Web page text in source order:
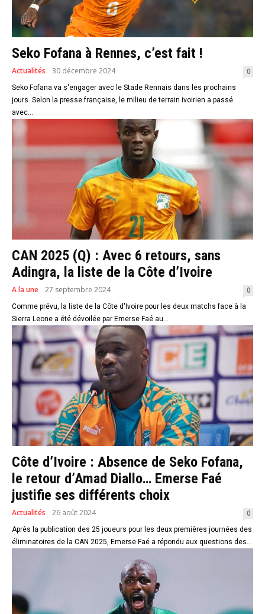
Seko Fofana à Rennes, c’est fait !
Actualités 30 décembre 2024 0
Seko Fofana va s'engager avec le Stade Rennais dans les prochains
jours. Selon la presse française, le milieu de terrain ivoirien a passé
avec...
CAN 2025 (Q) : Avec 6 retours, sans
Adingra, la liste de la Côte d’Ivoire
A la une 27 septembre 2024 0
Comme prévu, la liste de la Côte d'Ivoire pour les deux matchs face à la
Sierra Leone a été dévoilée par Emerse Faé au...
Côte d’Ivoire : Absence de Seko Fofana,
le retour d’Amad Diallo… Emerse Faé
justifie ses différents choix
Actualités 26 août 2024 0
Après la publication des 25 joueurs pour les deux premières journées des
éliminatoires de la CAN 2025, Emerse Faé a répondu aux questions des...